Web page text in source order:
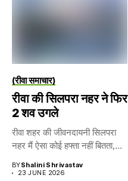
(रीवा समाचार)
रीवा की सिलपरा नहर ने फिर
2 शव उगले
रीवा शहर की जीवनदायनी सिलपरा
नहर मैं ऐसा कोई हफ्ता नहीं बितता,...
BYShalini Shrivastav
23 JUNE 2026